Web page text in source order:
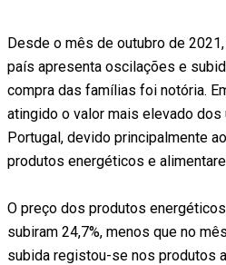
Desde o mês de outubro de
país apresenta oscilações e
compra das famílias foi notória.
atingido o valor mais elevado
Portugal, devido principalmente
produtos energéticos e
O preço dos produtos
subiram 24,7%, menos que no
subida registou-se nos produtos